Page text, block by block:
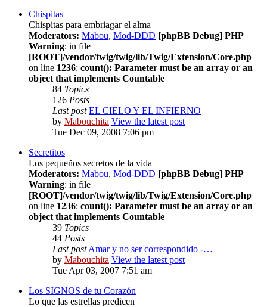
Chispitas
Chispitas para embriagar el alma
Moderators: Mabou, Mod-DDD [phpBB Debug] PHP
Warning: in file
[ROOT]/vendor/twig/twig/lib/Twig/Extension/Core.php
on line 1236: count(): Parameter must be an array or an
object that implements Countable
84 Topics
126 Posts
Last post EL CIELO Y EL INFIERNO
by Mabouchita View the latest post
Tue Dec 09, 2008 7:06 pm
Secretitos
Los pequeños secretos de la vida
Moderators: Mabou, Mod-DDD [phpBB Debug] PHP
Warning: in file
[ROOT]/vendor/twig/twig/lib/Twig/Extension/Core.php
on line 1236: count(): Parameter must be an array or an
object that implements Countable
39 Topics
44 Posts
Last post Amar y no ser correspondido -…
by Mabouchita View the latest post
Tue Apr 03, 2007 7:51 am
Los SIGNOS de tu Corazón
Lo que las estrellas predicen